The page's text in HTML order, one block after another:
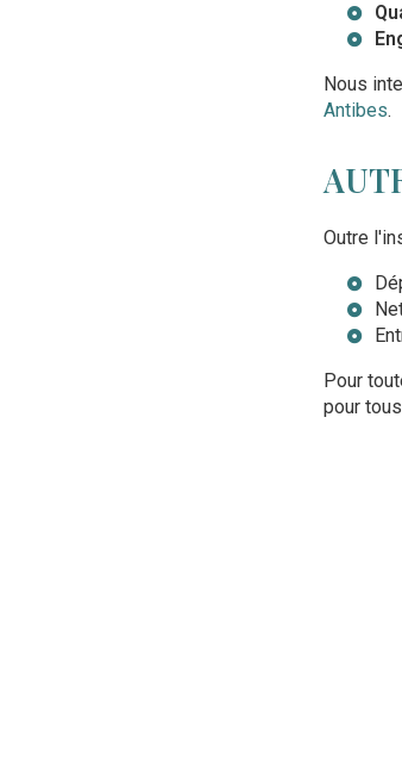
Nous
Antibes.
Outre
Pour
pour